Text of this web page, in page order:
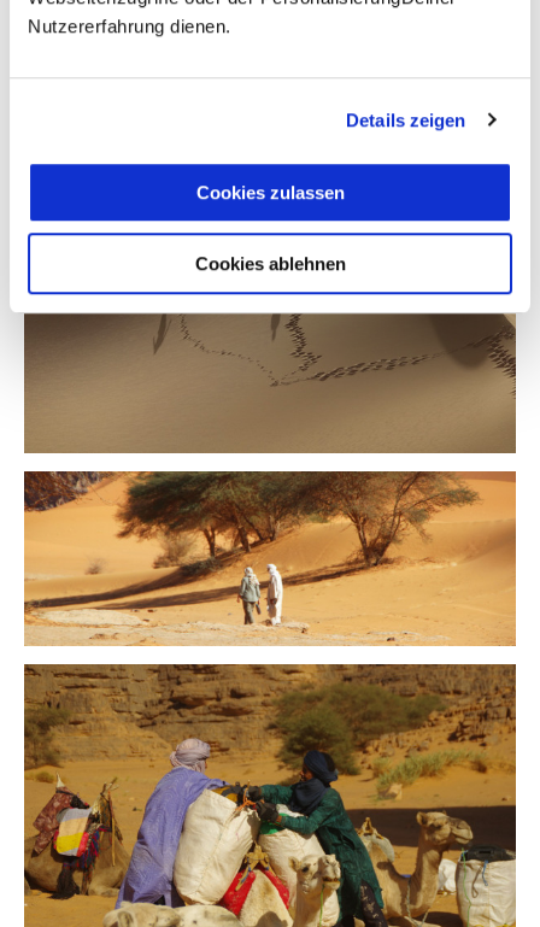
Nutzererfahrung dienen.
Details zeigen
Cookies zulassen
Cookies ablehnen